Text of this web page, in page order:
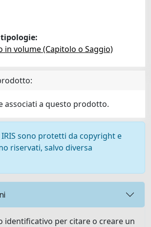
in volume (Capitolo o Saggio)
associati a questo prodotto.
sono protetti da copyright e
riservati, salvo diversa
identificativo per citare o creare un